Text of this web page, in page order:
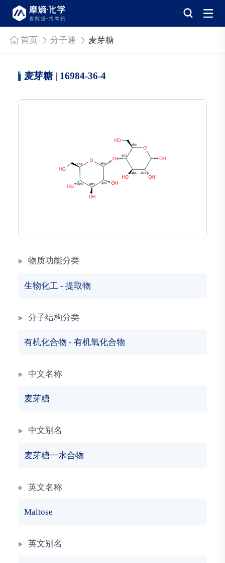
首页 分子通 麦芽糖
麦芽糖 | 16984-36-4
物质功能分类
生物化工 - 提取物
分子结构分类
有机化合物 - 有机氧化合物
中文名称
麦芽糖
中文别名
麦芽糖一水合物
英文名称
Maltose
英文别名